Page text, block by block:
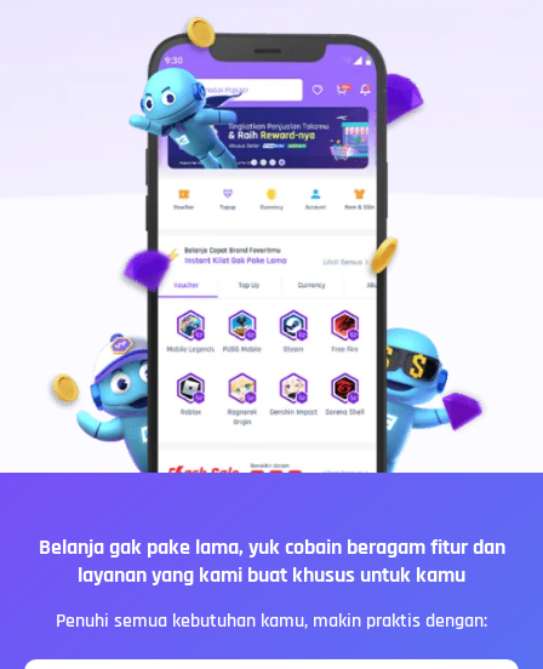
Belanja gak pake lama, yuk cobain beragam fitur dan
layanan yang kami buat khusus untuk kamu
Penuhi semua kebutuhan kamu, makin praktis dengan: